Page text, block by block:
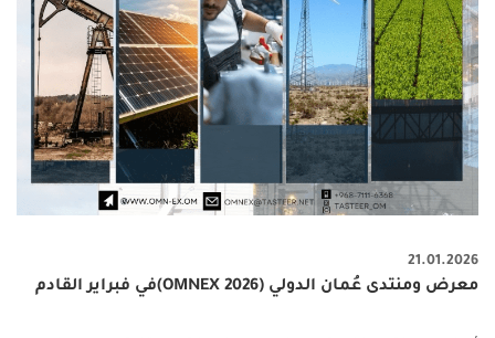
21.01.2026
معرض ومنتدى عُمان الدولي (OMNEX 2026)في فبراير القادم